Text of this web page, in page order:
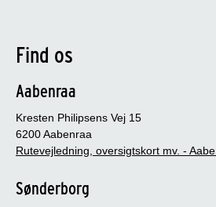
Find os
Aabenraa
Kresten Philipsens Vej 15
6200 Aabenraa
Rutevejledning, oversigtskort mv. -
Sønderborg